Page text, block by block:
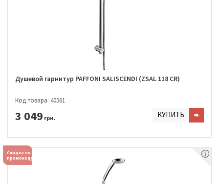
Душевой гарнитур PAFFONI SALISCENDI (ZSAL 118 CR)
Код товара: 40561
3 049 грн. КУПИТЬ
Скидка по
промокоду